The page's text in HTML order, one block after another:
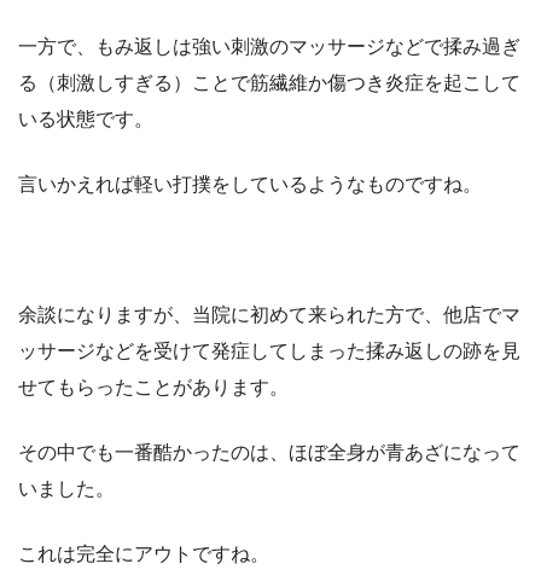
一方で、もみ返しは強い刺激のマッサージなどで揉み過ぎ
る（刺激しすぎる）ことで筋繊維か傷つき炎症を起こして
いる状態です。
言いかえれば軽い打撲をしているようなものですね。
余談になりますが、当院に初めて来られた方で、他店でマ
ッサージなどを受けて発症してしまった揉み返しの跡を見
せてもらったことがあります。
その中でも一番酷かったのは、ほぼ全身が青あざになって
いました。
これは完全にアウトですね。